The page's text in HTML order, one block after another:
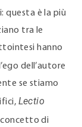
questa è la più
tra le
hanno
dell’autore
se stiamo
Lectio
di